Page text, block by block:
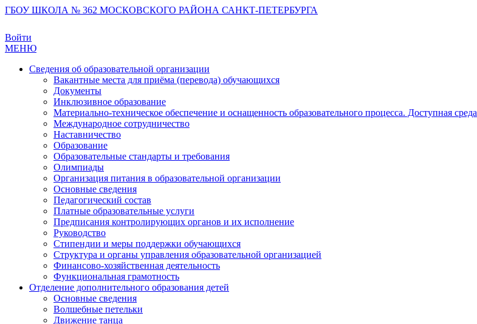
ГБОУ ШКОЛА № 362 МОСКОВСКОГО РАЙОНА САНКТ-ПЕТЕРБУРГА
Войти
МЕНЮ
Сведения об образовательной организации
Вакантные места для приёма (перевода) обучающихся
Документы
Инклюзивное образование
Материально-техническое обеспечение и оснащенность образовательного процесса. Доступная среда
Международное сотрудничество
Наставничество
Образование
Образовательные стандарты и требования
Олимпиады
Организация питания в образовательной организации
Основные сведения
Педагогический состав
Платные образовательные услуги
Предписания контролирующих органов и их исполнение
Руководство
Стипендии и меры поддержки обучающихся
Структура и органы управления образовательной организацией
Финансово-хозяйственная деятельность
Функциональная грамотность
Отделение дополнительного образования детей
Основные сведения
Волшебные петельки
Движение танца